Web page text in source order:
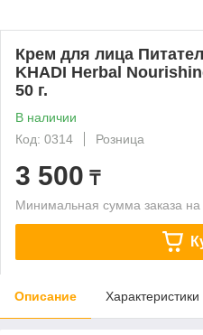
Крем для лица
KHADI Herbal
50 г.
В наличии
Код: 0314
Розница
3 500 ₸
Минимальная сумма заказа
Описание Характеристики